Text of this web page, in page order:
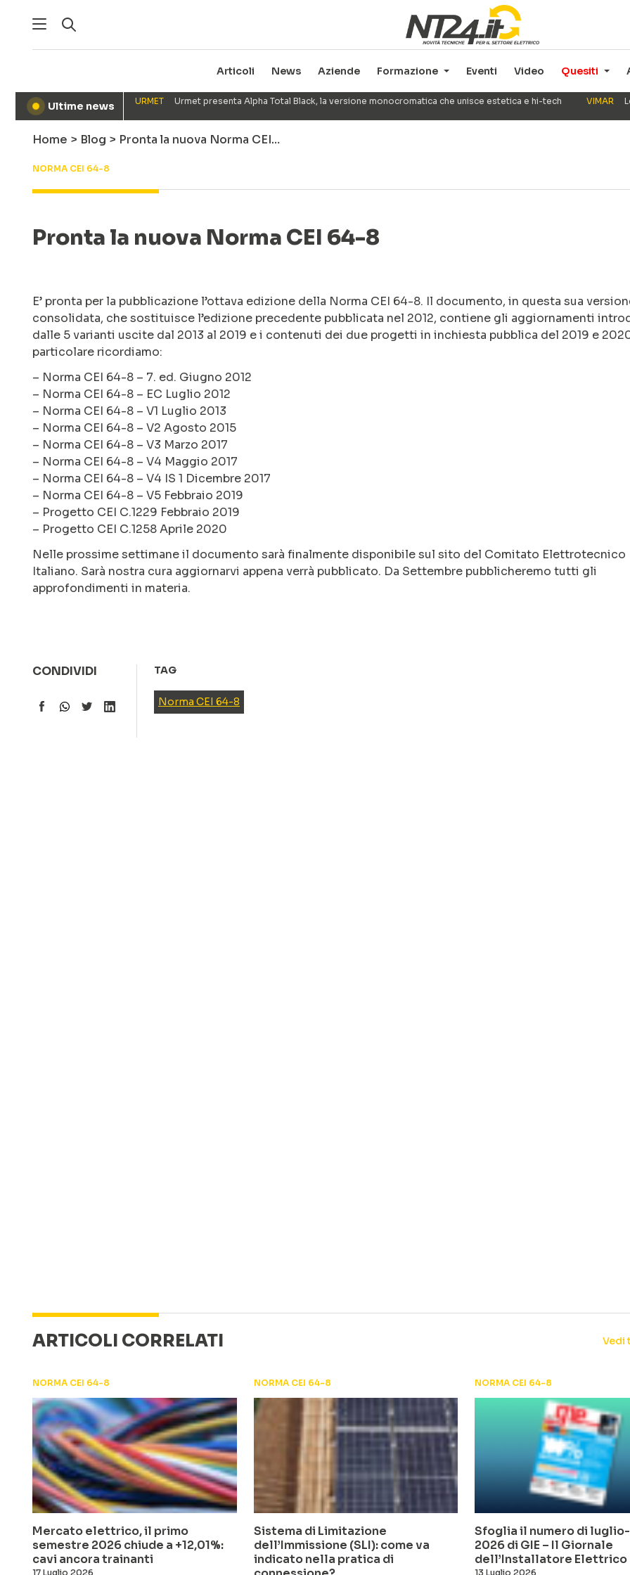
Articoli News Aziende Formazione Eventi Video Quesiti
● Ultime news URMET Urmet presenta Alpha Total Black, la versione monocromatica che unisce estetica e hi-tech VIMAR
Home > Blog > Pronta la nuova Norma CEI…
NORMA CEI 64-8
Pronta la nuova Norma CEI 64-8
E’ pronta per la pubblicazione l’ottava edizione della Norma CEI 64-8. Il documento, in questa sua
consolidata, che sostituisce l’edizione precedente pubblicata nel 2012, contiene gli aggiornamenti
dalle 5 varianti uscite dal 2013 al 2019 e i contenuti dei due progetti in inchiesta pubblica del 2019 e
particolare ricordiamo:
– Norma CEI 64-8 – 7. ed. Giugno 2012
– Norma CEI 64-8 – EC Luglio 2012
– Norma CEI 64-8 – V1 Luglio 2013
– Norma CEI 64-8 – V2 Agosto 2015
– Norma CEI 64-8 – V3 Marzo 2017
– Norma CEI 64-8 – V4 Maggio 2017
– Norma CEI 64-8 – V4 IS 1 Dicembre 2017
– Norma CEI 64-8 – V5 Febbraio 2019
– Progetto CEI C.1229 Febbraio 2019
– Progetto CEI C.1258 Aprile 2020
Nelle prossime settimane il documento sarà finalmente disponibile sul sito del Comitato Elettrotecnico
Italiano. Sarà nostra cura aggiornarvi appena verrà pubblicato. Da Settembre pubblicheremo tutti gli
approfondimenti in materia.
CONDIVIDI TAG
Norma CEI 64-8
ARTICOLI CORRELATI Vedi
NORMA CEI 64-8
Mercato elettrico, il primo
semestre 2026 chiude a +12,01%:
cavi ancora trainanti
17 Luglio 2026
NORMA CEI 64-8
Sistema di Limitazione
dell’Immissione (SLI): come va
indicato nella pratica di
NORMA CEI 64-8
Sfoglia il numero di
2026 di GIE – Il Giornale
dell’Installatore Elettrico
13 Luglio 2026